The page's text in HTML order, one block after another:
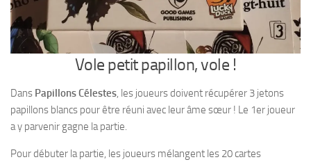
Vole petit papillon, vole !
Dans Papillons Célestes, les joueurs doivent récupérer 3 jetons
papillons blancs pour être réuni avec leur âme sœur ! Le 1er joueur
a y parvenir gagne la partie.
Pour débuter la partie, les joueurs mélangent les 20 cartes